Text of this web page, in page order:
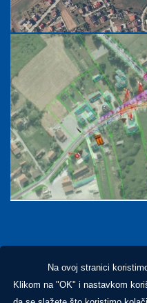
Na ovoj stranici
Klikom na "OK" i nastavkom